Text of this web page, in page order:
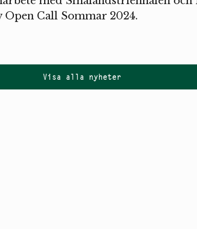
Open Call Sommar 2024.
Visa alla nyheter